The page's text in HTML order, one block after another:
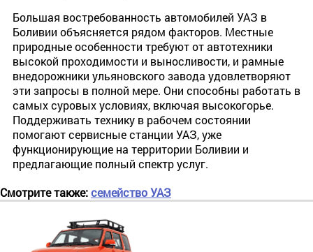
Большая востребованность автомобилей УАЗ в
Боливии объясняется рядом факторов. Местные
природные особенности требуют от автотехники
высокой проходимости и выносливости, и рамные
внедорожники ульяновского завода удовлетворяют
эти запросы в полной мере. Они способны работать в
самых суровых условиях, включая высокогорье.
Поддерживать технику в рабочем состоянии
помогают сервисные станции УАЗ, уже
функционирующие на территории Боливии и
предлагающие полный спектр услуг.
Смотрите также:семейство УАЗ